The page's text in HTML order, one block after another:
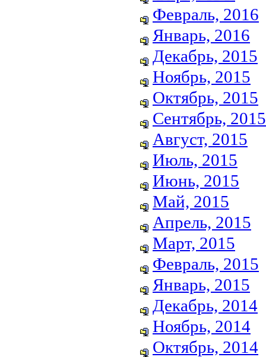
Февраль, 2016
Январь, 2016
Декабрь, 2015
Ноябрь, 2015
Октябрь, 2015
Сентябрь, 2015
Август, 2015
Июль, 2015
Июнь, 2015
Май, 2015
Апрель, 2015
Март, 2015
Февраль, 2015
Январь, 2015
Декабрь, 2014
Ноябрь, 2014
Октябрь, 2014